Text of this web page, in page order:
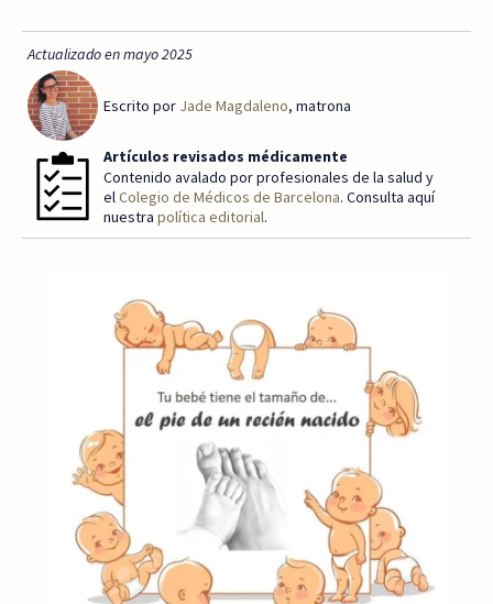
Actualizado en mayo 2025
Escrito por Jade Magdaleno, matrona
Artículos revisados médicamente
Contenido avalado por profesionales de la salud y
elColegio de Médicos de Barcelona. Consulta aquí
nuestra política editorial.